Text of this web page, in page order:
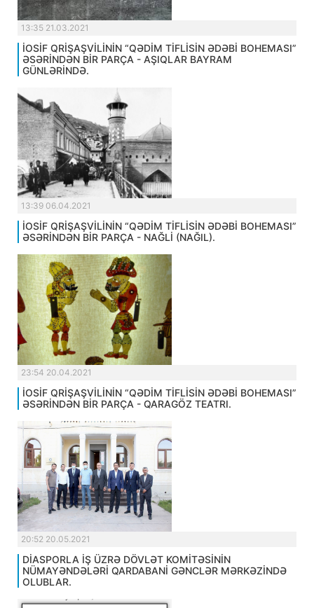
13:35 21.03.2021
İOSİF QRİŞAŞVİLİNİN “QƏDİM TİFLİSİN ƏDƏBİ BOHEMASI”
ƏSƏRİNDƏN BİR PARÇA - AŞIQLAR BAYRAM
GÜNLƏRİNDƏ.
13:39 06.04.2021
İOSİF QRİŞAŞVİLİNİN “QƏDİM TİFLİSİN ƏDƏBİ BOHEMASI”
ƏSƏRİNDƏN BİR PARÇA - NAĞLİ (NAĞIL).
23:54 20.04.2021
İOSİF QRİŞAŞVİLİNİN “QƏDİM TİFLİSİN ƏDƏBİ BOHEMASI”
ƏSƏRİNDƏN BİR PARÇA - QARAGÖZ TEATRI.
20:52 20.05.2021
DİASPORLA İŞ ÜZRƏ DÖVLƏT KOMİTƏSİNİN
NÜMAYƏNDƏLƏRİ QARDABANİ GƏNCLƏR MƏRKƏZİNDƏ
OLUBLAR.